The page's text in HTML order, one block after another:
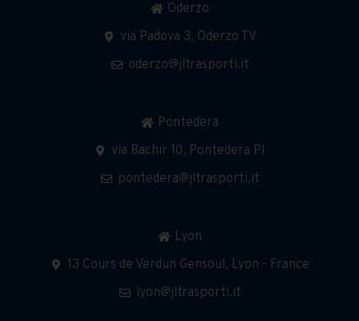
Oderzo
via Padova 3, Oderzo TV
oderzo@jltrasporti.it
Pontedera
via Bachir 10, Pontedera PI
pontedera@jltrasporti.it
Lyon
13 Cours de Verdun Gensoul, Lyon - France
lyon@jltrasporti.it